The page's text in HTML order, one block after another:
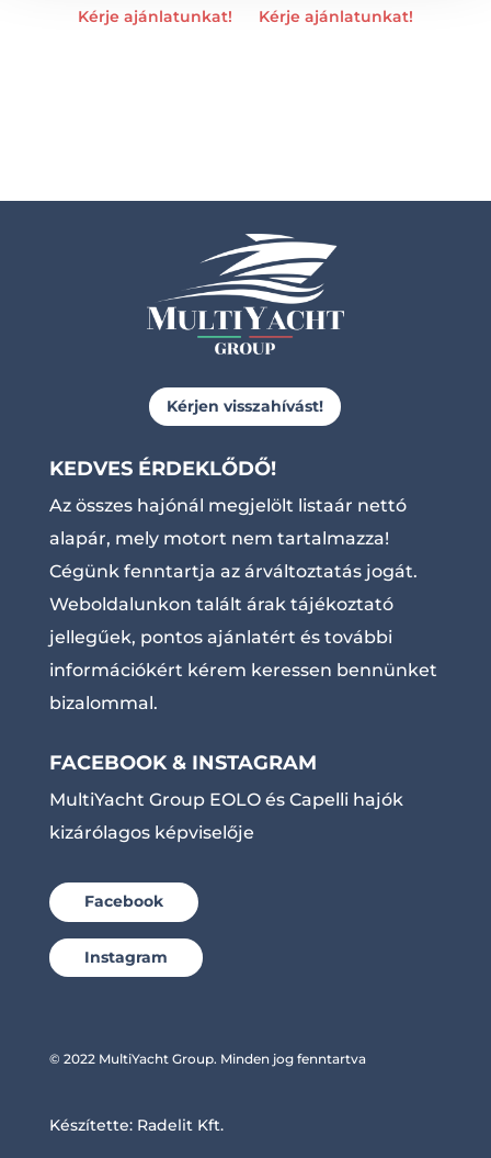
Kérje ajánlatunkat! Kérje ajánlatunkat!
Kérjen visszahívást!
KEDVES ÉRDEKLŐDŐ!
Az összes hajónál megjelölt listaár nettó
alapár, mely motort nem tartalmazza!
Cégünk fenntartja az árváltoztatás jogát.
Weboldalunkon talált árak tájékoztató
jellegűek, pontos ajánlatért és további
információkért kérem keressen bennünket
bizalommal.
FACEBOOK & INSTAGRAM
MultiYacht Group EOLO és Capelli hajók
kizárólagos képviselője
Facebook
Instagram
© 2022 MultiYacht Group. Minden jog fenntartva
Készítette: Radelit Kft.